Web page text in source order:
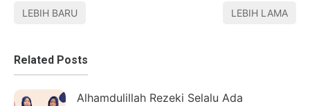
LEBIH BARU LEBIH LAMA
Related Posts
Alhamdulillah Rezeki Selalu Ada